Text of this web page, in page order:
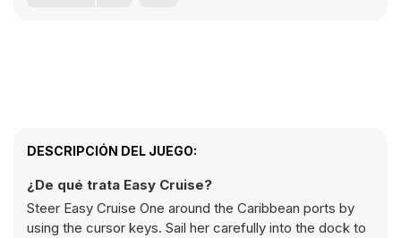
DESCRIPCIÓN DEL JUEGO:
¿De qué trata Easy Cruise?
Steer Easy Cruise One around the Caribbean ports by
using the cursor keys. Sail her carefully into the dock to